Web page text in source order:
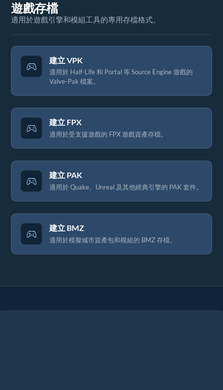
遊戲存檔
適用於遊戲引擎和模組工具的專用存檔格式。
建立 VPK
適用於 Half-Life 和 Portal 等 Source Engine 遊戲的
Valve-Pak 檔案。
建立 FPX
適用於受支援遊戲的 FPX 遊戲資產存檔。
建立 PAK
適用於 Quake、Unreal 及其他經典引擎的 PAK 套件。
建立 BMZ
適用於模擬城市資產包和模組的 BMZ 存檔。